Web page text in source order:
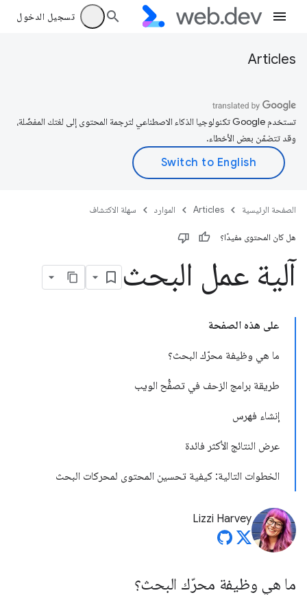
تسجيل الدخول
Articles
تستخدم Google تكنولوجيا الذكاء الاصطناعي لترجمة المحتوى إلى لغتك المفضّلة،
وقد تتضمّن بعض الأخطاء.
الصفحة الرئيسية Articles الموارد سهلة الاكتشاف
هل كان المحتوى مفيدًا؟
آلية عمل البحث
على هذه الصفحة
ما هي وظيفة محرّك البحث؟
طريقة برامج الزحف في تصفُّح الويب
إنشاء فهرس
عرض النتائج الأكثر فائدة
الخطوات التالية: كيفية تحسين المحتوى لمحركات البحث
Lizzi Harvey
ما هي وظيفة محرّك البحث؟